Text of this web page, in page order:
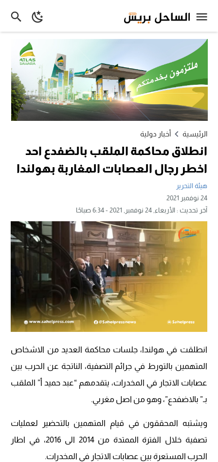
الرئيسية أخبار دولية
انطلاق محاكمة الملقب بالضفدع احد
اخطر رجال العصابات المغاربة بهولندا
هيئة التحرير
24 نوفمبر 2021
آخر تحديث :الأربعاء, 24 نوفمبر, 2021 - 6:34 صباحًا
انطلقت في هولندا، جلسات محاكمة العديد من الاشخاص
المتهمين بالتورط في جرائم التصفية، الناتجة عن الحرب بين
عصابات الاتجار في المخدرات، يتقدمهم “عبد حميد أ” الملقب
بـ” بالاضفدع”، وهو من اصل مغربي.
ويشتبه المحققون في قيام المتهمين بالتحضير لعمليات
تصفية خلال الفترة الممتدة من 2014 الى 2016، في اطار
الحرب المستعرة بين عصابات الاتجار في المخدرات.